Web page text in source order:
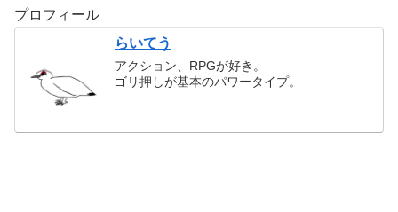
プロフィール
らいてう
アクション、RPGが好き。
ゴリ押しが基本のパワータイプ。